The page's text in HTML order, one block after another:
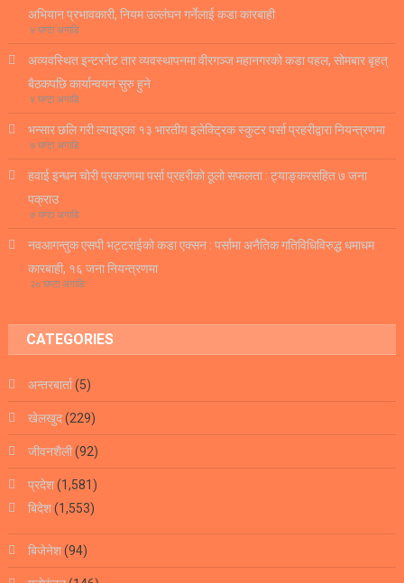
अभियान प्रभावकारी, नियम उल्लंघन गर्नेलाई कडा कारबाही
४ घण्टा अगाडि
अव्यवस्थित इन्टरनेट तार व्यवस्थापनमा वीरगञ्ज महानगरको कडा पहल, सोमबार बृहत्
बैठकपछि कार्यान्वयन सुरु हुने
४ घण्टा अगाडि
भन्सार छलि गरी ल्याइएका १३ भारतीय इलेक्ट्रिक स्कुटर पर्सा प्रहरीद्वारा नियन्त्रणमा
७ घण्टा अगाडि
हवाई इन्धन चोरी प्रकरणमा पर्सा प्रहरीको ठूलो सफलता : ट्याङ्करसहित ७ जना
पक्राउ
७ घण्टा अगाडि
नवआगन्तुक एसपी भट्टराईको कडा एक्सन : पर्सामा अनैतिक गतिविधिविरुद्ध धमाधम
कारबाही, १६ जना नियन्त्रणमा
२० घण्टा अगाडि
CATEGORIES
अन्तरबार्ता(5)
खेलखुद(229)
जीवनशैली(92)
प्रदेश(1,581)
बिदेश(1,553)
बिजेनेश(94)